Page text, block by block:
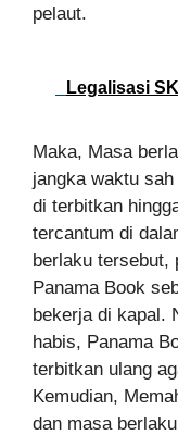
pelaut.
Legalisasi
Maka, Masa
jangka waktu
di terbitkan
tercantum di
berlaku tersebut,
Panama Book
bekerja di kapal.
habis, Panama
terbitkan ulang
Kemudian,
dan masa